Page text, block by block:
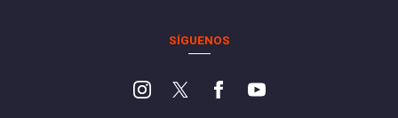
SÍGUENOS